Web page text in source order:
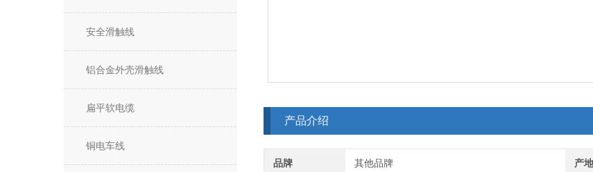
安全滑触线
铝合金外壳滑触线
扁平软电缆
铜电车线
产品介绍
品牌 其他品牌 产